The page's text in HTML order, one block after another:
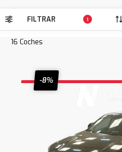
FILTRAR 1
16 Coches
-8%